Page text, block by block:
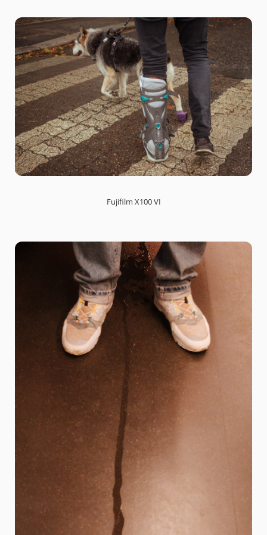
Fujifilm X100 VI